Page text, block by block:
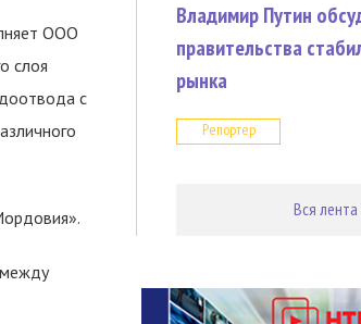
ООО
слоя
с
Владимир Путин
правительства
рынка
Репортер
Вся